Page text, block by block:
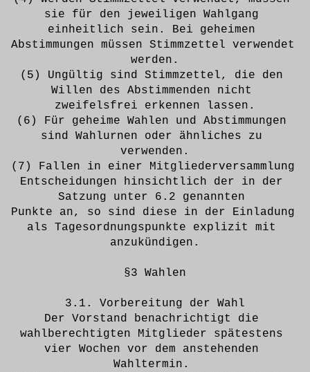
sie für den jeweiligen Wahlgang
einheitlich sein. Bei geheimen
Abstimmungen müssen Stimmzettel verwendet
werden.
(5) Ungültig sind Stimmzettel, die den
Willen des Abstimmenden nicht
zweifelsfrei erkennen lassen.
(6) Für geheime Wahlen und Abstimmungen
sind Wahlurnen oder ähnliches zu
verwenden.
(7) Fallen in einer Mitgliederversammlung
Entscheidungen hinsichtlich der in der
Satzung unter 6.2 genannten
Punkte an, so sind diese in der Einladung
als Tagesordnungspunkte explizit mit
anzukündigen.
§3 Wahlen
3.1. Vorbereitung der Wahl
Der Vorstand benachrichtigt die
wahlberechtigten Mitglieder spätestens
vier Wochen vor dem anstehenden
Wahltermin.